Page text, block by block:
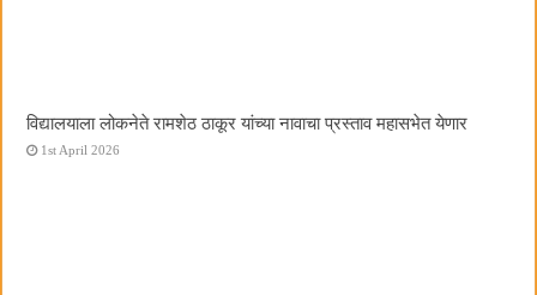
विद्यालयाला लोकनेते रामशेठ ठाकूर यांच्या नावाचा प्रस्ताव महासभेत येणार
1st April 2026